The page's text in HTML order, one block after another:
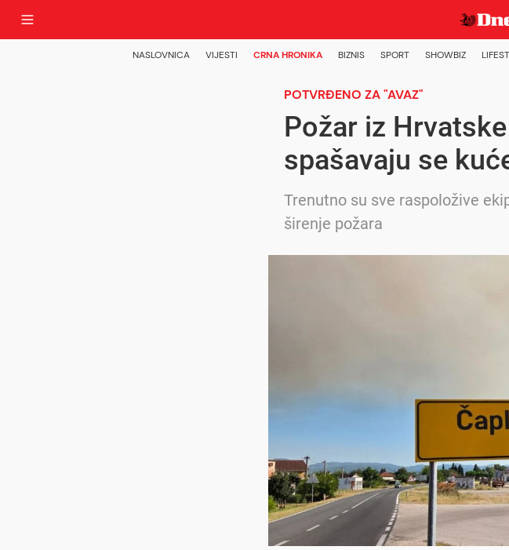
NASLOVNICA VIJESTI CRNA HRONIKA BIZNIS SPORT SHOWBIZ
POTVRĐENO ZA "AVAZ"
Požar iz
spašavaju se
Trenutno su sve raspoložive
širenje požara